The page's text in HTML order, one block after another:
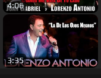
4:06
3:35